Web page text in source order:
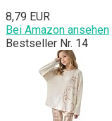
8,79 EUR
Bei Amazon ansehen
Bestseller Nr. 14